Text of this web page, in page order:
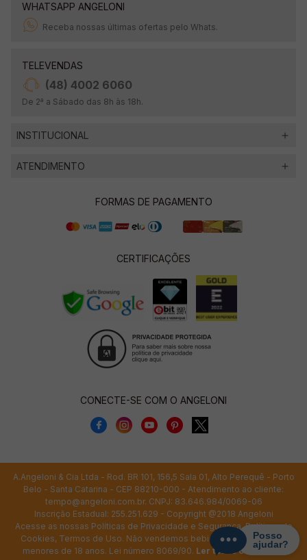
WHATSAPP ANGELONI
Receba nossas últimas ofertas pelo Whats.
TELEVENDAS
(48) 4002 6060
De 2ª a Sábado das 8h às 18h.
INSTITUCIONAL
ATENDIMENTO
FORMAS DE PAGAMENTO
CERTIFICAÇÕES
CONECTE-SE COM O ANGELONI
A.Angeloni & Cia Ltda - Rod. BR 101, 156,5 Sala 01, Alto Perequê - Porto
Belo - Santa Catarina - CEP 88210-000 - Atendimento ao cliente:
tempo@angeloni.com.br. CNPJ: 83.646.984/0069-06
Inscrição Estadual: 255.251.629 - Copyright @2018 Angeloni
Acesse as nossas Políticas de Privacidade e Segurança,Políticas de
Cookies, Termos de Uso. Não vendemos bebidas alcoólicas para
menores de 18 anos. Lei número 8069/90. Ler todos os termos.